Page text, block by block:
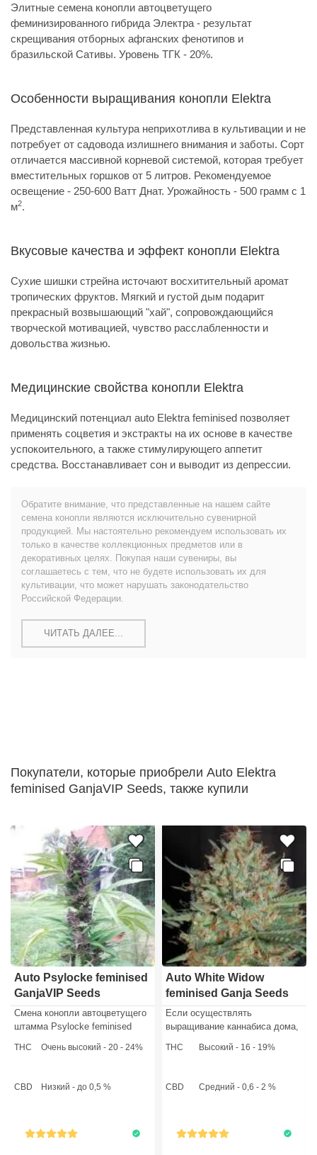
Элитные семена конопли автоцветущего
феминизированного гибрида Электра - результат
скрещивания отборных афганских фенотипов и
бразильской Сативы. Уровень ТГК - 20%.
Особенности выращивания конопли Elektra
Представленная культура неприхотлива в культивации и не
потребует от садовода излишнего внимания и заботы. Сорт
отличается массивной корневой системой, которая требует
вместительных горшков от 5 литров. Рекомендуемое
освещение - 250-600 Ватт Днат. Урожайность - 500 грамм с 1
м2.
Вкусовые качества и эффект конопли Elektra
Сухие шишки стрейна источают восхитительный аромат
тропических фруктов. Мягкий и густой дым подарит
прекрасный возвышающий "хай", сопровождающийся
творческой мотивацией, чувство расслабленности и
довольства жизнью.
Медицинские свойства конопли Elektra
Медицинский потенциал auto Elektra feminised позволяет
применять соцветия и экстракты на их основе в качестве
успокоительного, а также стимулирующего аппетит
средства. Восстанавливает сон и выводит из депрессии.
Обратите внимание, что представленные на нашем сайте
семена конопли являются исключительно сувенирной
продукцией. Мы настоятельно рекомендуем использовать их
только в качестве коллекционных предметов или в
декоративных целях. Покупая наши сувениры, вы
соглашаетесь с тем, что не будете использовать их для
культивации, что может нарушать законодательство
Российской Федерации.
ЧИТАТЬ ДАЛЕЕ...
Покупатели, которые приобрели Auto Elektra
feminised GanjaVIP Seeds, также купили
Auto Psylocke feminised
GanjaVIP Seeds
Смена конопли автоцветущего
штамма Psylocke feminised
высадки в открытый грунт, а
метра техникой «Экран зелени»
THC Очень высокий - 20 - 24%
CBD Низкий - до 0,5 %
Auto White Widow
feminised Ganja Seeds
Если осуществлять
выращивание каннабиса дома,
от 50 до 100 сантиметров.
грамм с 1 м2.
THC Высокий - 16 - 19%
CBD Средний - 0,6 - 2 %